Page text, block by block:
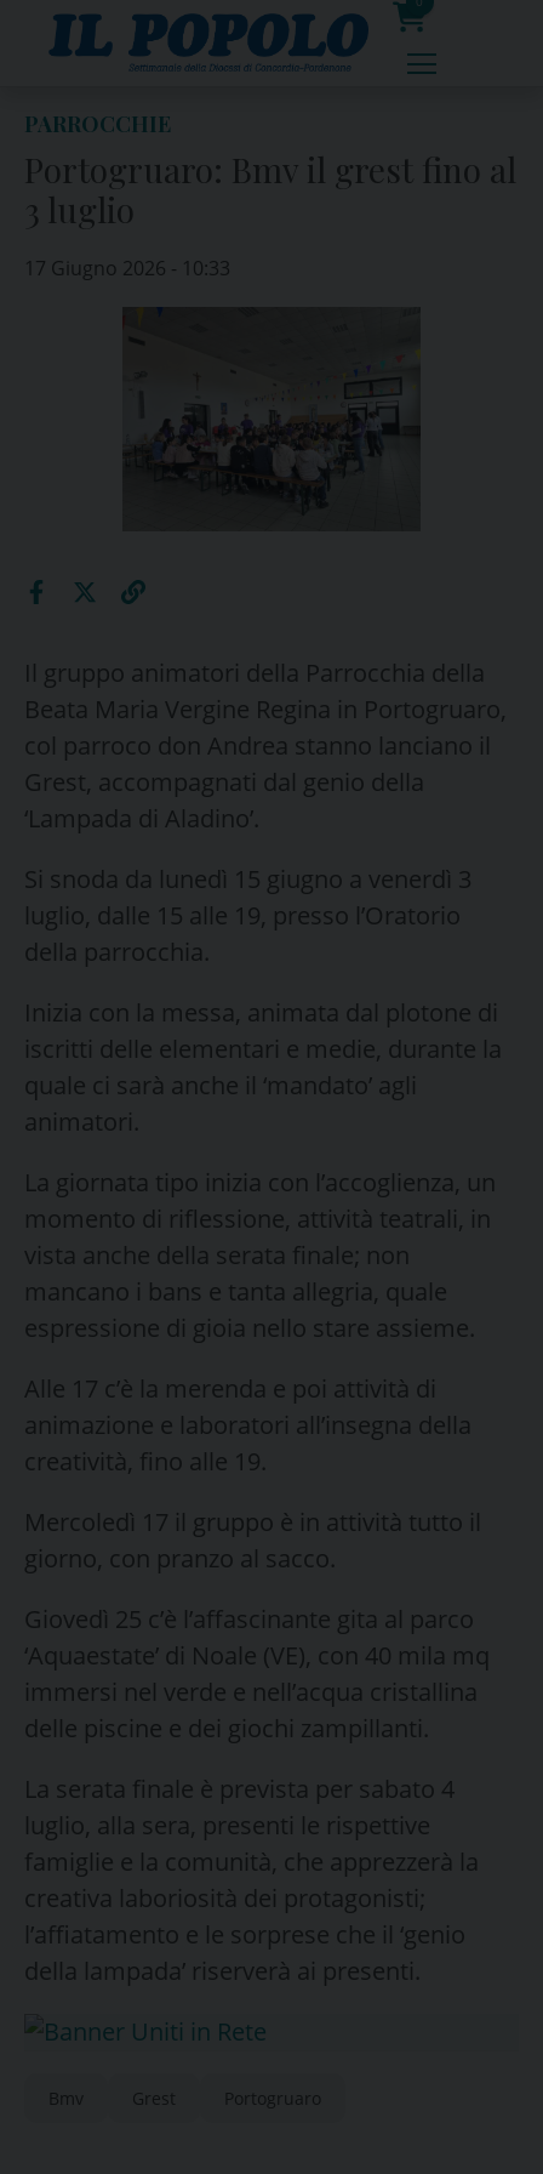
0
prodotti
PARROCCHIE
Portogruaro: Bmv il grest fino al
3 luglio
17 Giugno 2026 - 10:33
Il gruppo animatori della Parrocchia della
Beata Maria Vergine Regina in Portogruaro,
col parroco don Andrea stanno lanciano il
Grest, accompagnati dal genio della
‘Lampada di Aladino’.
Si snoda da lunedì 15 giugno a venerdì 3
luglio, dalle 15 alle 19, presso l’Oratorio
della parrocchia.
Inizia con la messa, animata dal plotone di
iscritti delle elementari e medie, durante la
quale ci sarà anche il ‘mandato’ agli
animatori.
La giornata tipo inizia con l’accoglienza, un
momento di riflessione, attività teatrali, in
vista anche della serata finale; non
mancano i bans e tanta allegria, quale
espressione di gioia nello stare assieme.
Alle 17 c’è la merenda e poi attività di
animazione e laboratori all’insegna della
creatività, fino alle 19.
Mercoledì 17 il gruppo è in attività tutto il
giorno, con pranzo al sacco.
Giovedì 25 c’è l’affascinante gita al parco
‘Aquaestate’ di Noale (VE), con 40 mila mq
immersi nel verde e nell’acqua cristallina
delle piscine e dei giochi zampillanti.
La serata finale è prevista per sabato 4
luglio, alla sera, presenti le rispettive
famiglie e la comunità, che apprezzerà la
creativa laboriosità dei protagonisti;
l’affiatamento e le sorprese che il ‘genio
della lampada’ riserverà ai presenti.
Bmv Grest Portogruaro